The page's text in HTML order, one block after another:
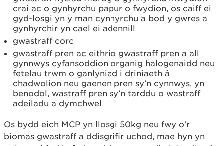
crai ac o gynhyrchu papur o fwydion, os caiff ei
gyd-losgi yn y man cynhyrchu a bod y gwres a
gynhyrchir yn cael ei adennill
gwastraff corc
gwastraff pren ac eithrio gwastraff pren a all
gynnwys cyfansoddion organig halogenaidd neu
fetelau trwm o ganlyniad i driniaeth â
chadwolion neu gaenen pren sy’n cynnwys, yn
benodol, wastraff pren sy’n tarddu o wastraff
adeiladu a dymchwel
Os bydd eich MCP yn llosgi 50kg neu fwy o'r
biomas gwastraff a ddisgrifir uchod, mae hyn yn